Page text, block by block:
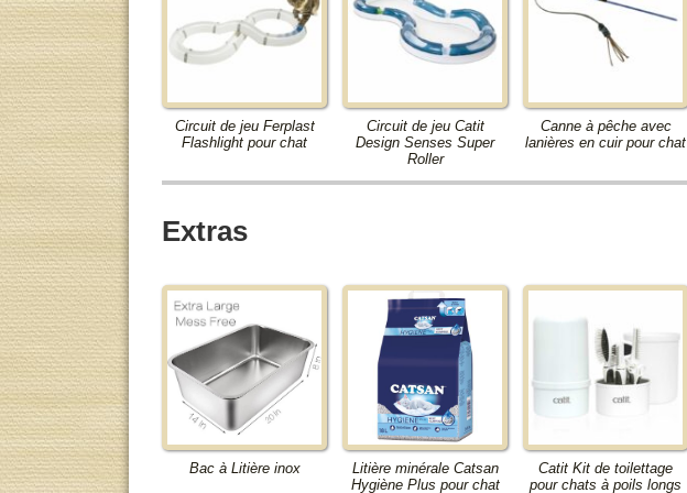
Circuit de jeu Ferplast
Flashlight pour chat
Circuit de jeu Catit
Design Senses Super
Roller
Canne à pêche avec
lanières en cuir pour chat
Extras
Bac à Litière inox
Litière minérale Catsan
Hygiène Plus pour chat
Catit Kit de toilettage
pour chats à poils longs